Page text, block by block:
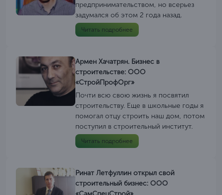
предпринимательством, но всерьез
задумался об этом 2 года назад.
Читать подробнее
Армен Хачатрян. Бизнес в
строительстве: ООО
«СтройПрофОрг»
Почти всю свою жизнь я посвятил
строительству. Еще в школьные годы я
помогал отцу строить наш дом, потом
поступил в строительный институт.
Читать подробнее
Ринат Летфуллин открыл свой
строительный бизнес: ООО